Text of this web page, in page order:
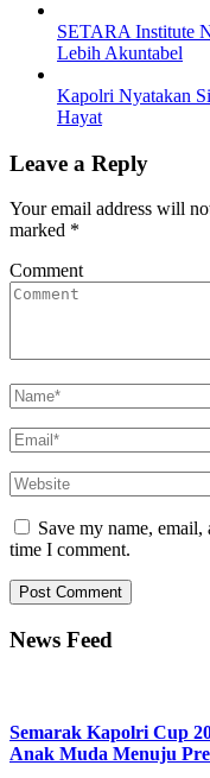
SETARA Institute
Lebih Akuntabel
Kapolri Nyatakan
Hayat
Leave a Reply
Your email address will
marked *
Comment
Save my name,
time I comment.
News Feed
Semarak Kapolri Cup
Anak Muda Menuju